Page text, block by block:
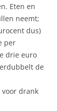
Eten en
neemt;
dus)
per
drie euro
de
voor drank